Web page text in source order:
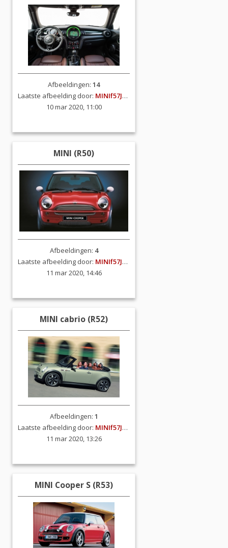
Afbeeldingen: 14
Laatste afbeelding door: MINIf57JCW
10 mar 2020, 11:00
MINI (R50)
Afbeeldingen: 4
Laatste afbeelding door: MINIf57JCW
11 mar 2020, 14:46
MINI cabrio (R52)
Afbeeldingen: 1
Laatste afbeelding door: MINIf57JCW
11 mar 2020, 13:26
MINI Cooper S (R53)